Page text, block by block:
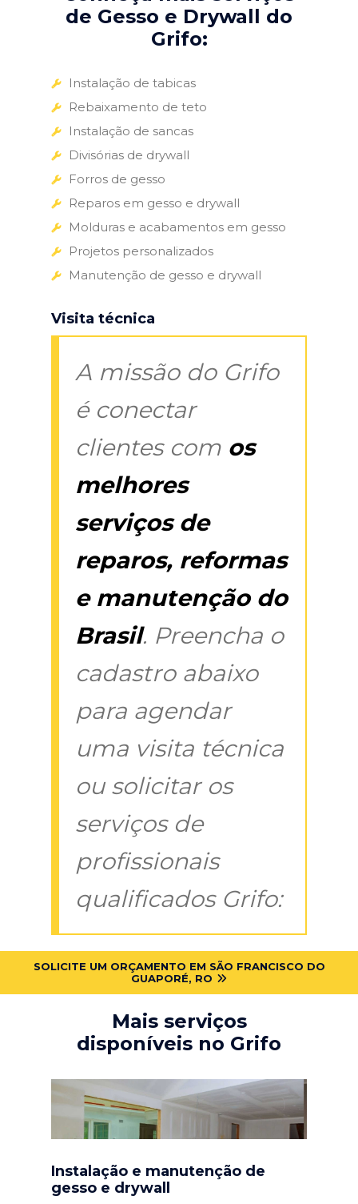
de Gesso e Drywall do
Grifo:
Instalação de tabicas
Rebaixamento de teto
Instalação de sancas
Divisórias de drywall
Forros de gesso
Reparos em gesso e drywall
Molduras e acabamentos em gesso
Projetos personalizados
Manutenção de gesso e drywall
Visita técnica
A missão do Grifo
é conectar
clientes com os
melhores
serviços de
reparos, reformas
e manutenção do
Brasil. Preencha o
cadastro abaixo
para agendar
uma visita técnica
ou solicitar os
serviços de
profissionais
qualificados Grifo:
SOLICITE UM ORÇAMENTO EM SÃO FRANCISCO DO
GUAPORÉ, RO
Mais serviços
disponíveis no Grifo
Instalação e manutenção de
gesso e drywall